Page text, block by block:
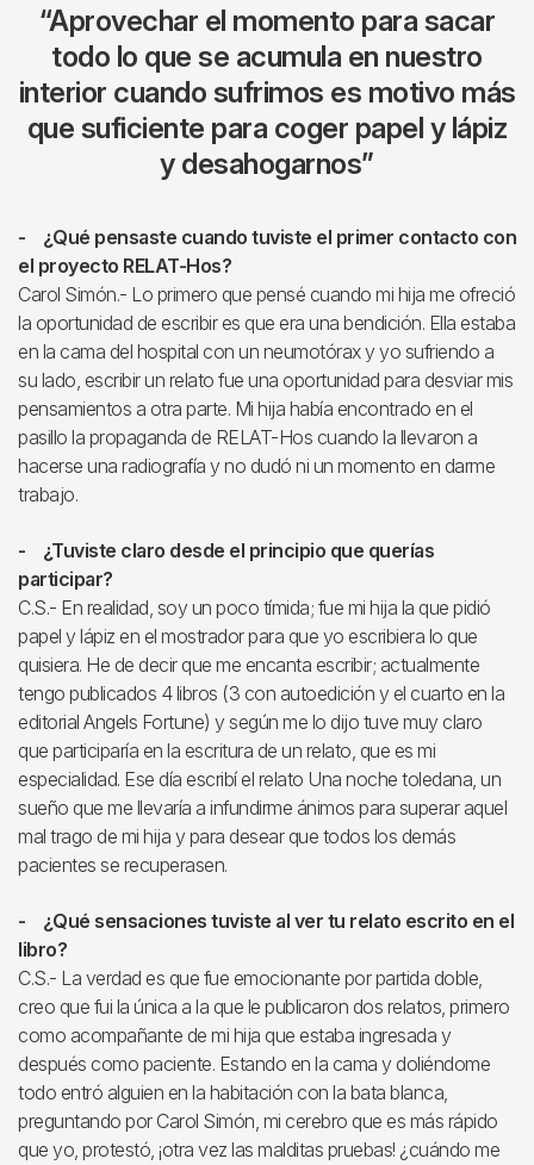
“Aprovechar el momento para sacar
todo lo que se acumula en nuestro
interior cuando sufrimos es motivo más
que suficiente para coger papel y lápiz
y desahogarnos”
- ¿Qué pensaste cuando tuviste el primer contacto con
el proyecto RELAT-Hos?
Carol Simón.- Lo primero que pensé cuando mi hija me ofreció
la oportunidad de escribir es que era una bendición. Ella estaba
en la cama del hospital con un neumotórax y yo sufriendo a
su lado, escribir un relato fue una oportunidad para desviar mis
pensamientos a otra parte. Mi hija había encontrado en el
pasillo la propaganda de RELAT-Hos cuando la llevaron a
hacerse una radiografía y no dudó ni un momento en darme
trabajo.
- ¿Tuviste claro desde el principio que querías
participar?
C.S.- En realidad, soy un poco tímida; fue mi hija la que pidió
papel y lápiz en el mostrador para que yo escribiera lo que
quisiera. He de decir que me encanta escribir; actualmente
tengo publicados 4 libros (3 con autoedición y el cuarto en la
editorial Angels Fortune) y según me lo dijo tuve muy claro
que participaría en la escritura de un relato, que es mi
especialidad. Ese día escribí el relato Una noche toledana, un
sueño que me llevaría a infundirme ánimos para superar aquel
mal trago de mi hija y para desear que todos los demás
pacientes se recuperasen.
- ¿Qué sensaciones tuviste al ver tu relato escrito en el
libro?
C.S.- La verdad es que fue emocionante por partida doble,
creo que fui la única a la que le publicaron dos relatos, primero
como acompañante de mi hija que estaba ingresada y
después como paciente. Estando en la cama y doliéndome
todo entró alguien en la habitación con la bata blanca,
preguntando por Carol Simón, mi cerebro que es más rápido
que yo, protestó, ¡otra vez las malditas pruebas! ¿cuándo me